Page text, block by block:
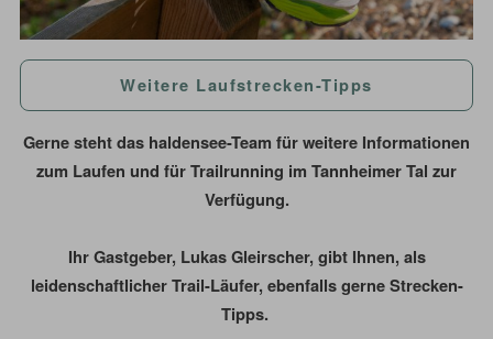
Weitere Laufstrecken-Tipps
Gerne steht das haldensee-Team für weitere Informationen
zum Laufen und für Trailrunning im Tannheimer Tal zur
Verfügung.
Ihr Gastgeber, Lukas Gleirscher, gibt Ihnen, als
leidenschaftlicher Trail-Läufer, ebenfalls gerne Strecken-
Tipps.